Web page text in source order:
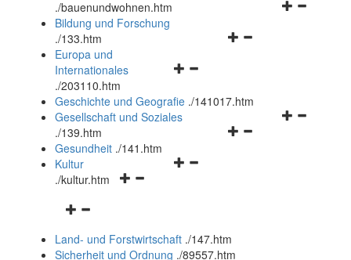
./bauenundwohnen.htm
Navigationsmenü
Bildung und Forschung
./133.htm
Navigationsmenü
und
schließen
Europa und
Internationales
./203110.htm
Geschichte und Geografie ./141017.htm
Navigationsmenü
Gesellschaft und Soziales
./139.htm
Navigationsmenü
Gesundheit ./141.htm
Navigationsmenü
Kultur
./kultur.htm
Navigationsmenü
und
schließen
Land- und Forstwirtschaft ./147.htm
Sicherheit und Ordnung ./89557.htm